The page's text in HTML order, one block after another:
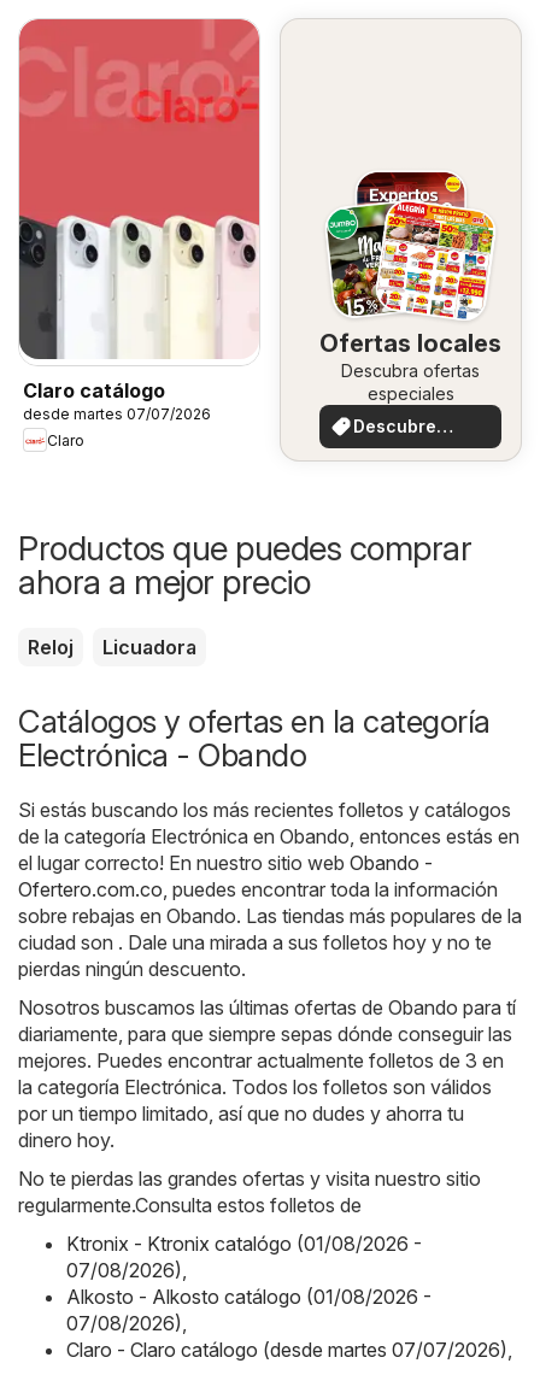
Claro catálogo
desde martes 07/07/2026
Claro
Ofertas locales
Descubra ofertas
especiales
Descubre
ofertas
Productos que puedes comprar
ahora a mejor precio
Reloj Licuadora
Catálogos y ofertas en la categoría
Electrónica - Obando
Si estás buscando los más recientes folletos y catálogos
de la categoría Electrónica en Obando, entonces estás en
el lugar correcto! En nuestro sitio web Obando -
Ofertero.com.co, puedes encontrar toda la información
sobre rebajas en Obando. Las tiendas más populares de la
ciudad son . Dale una mirada a sus folletos hoy y no te
pierdas ningún descuento.
Nosotros buscamos las últimas ofertas de Obando para tí
diariamente, para que siempre sepas dónde conseguir las
mejores. Puedes encontrar actualmente folletos de 3 en
la categoría Electrónica. Todos los folletos son válidos
por un tiempo limitado, así que no dudes y ahorra tu
dinero hoy.
No te pierdas las grandes ofertas y visita nuestro sitio
regularmente.Consulta estos folletos de
Ktronix - Ktronix catalógo (01/08/2026 -
07/08/2026),
Alkosto - Alkosto catálogo (01/08/2026 -
07/08/2026),
Claro - Claro catálogo (desde martes 07/07/2026),